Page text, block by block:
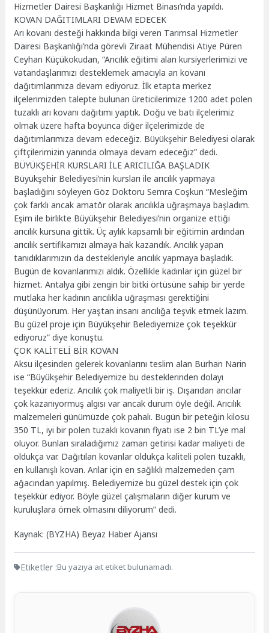
Hizmetler Dairesi Başkanlığı Hizmet Binası’nda yapıldı.
KOVAN DAĞITIMLARI DEVAM EDECEK
Arı kovanı desteği hakkında bilgi veren Tarımsal Hizmetler
Dairesi Başkanlığı’nda görevli Ziraat Mühendisi Atiye Püren
Ceyhan Küçükokudan, “Arıcılık eğitimi alan kursiyerlerimizi ve
vatandaşlarımızı desteklemek amacıyla arı kovanı
dağıtımlarımıza devam ediyoruz. İlk etapta merkez
ilçelerimizden talepte bulunan üreticilerimize 1200 adet polen
tuzaklı arı kovanı dağıtımı yaptık. Doğu ve batı ilçelerimiz
olmak üzere hafta boyunca diğer ilçelerimizde de
dağıtımlarımıza devam edeceğiz. Büyükşehir Belediyesi olarak
çiftçilerimizin yanında olmaya devam edeceğiz” dedi.
BÜYÜKŞEHİR KURSLARI İLE ARICILIĞA BAŞLADIK
Büyükşehir Belediyesi’nin kursları ile arıcılık yapmaya
başladığını söyleyen Göz Doktoru Semra Coşkun “Mesleğim
çok farklı ancak amatör olarak arıcılıkla uğraşmaya başladım.
Eşim ile birlikte Büyükşehir Belediyesi’nin organize ettiği
arıcılık kursuna gittik. Üç aylık kapsamlı bir eğitimin ardından
arıcılık sertifikamızı almaya hak kazandık. Arıcılık yapan
tanıdıklarımızın da destekleriyle arıcılık yapmaya başladık.
Bugün de kovanlarımızı aldık. Özellikle kadınlar için güzel bir
hizmet. Antalya gibi zengin bir bitki örtüsüne sahip bir yerde
mutlaka her kadının arıcılıkla uğraşması gerektiğini
düşünüyorum. Her yaştan insanı arıcılığa teşvik etmek lazım.
Bu güzel proje için Büyükşehir Belediyemize çok teşekkür
ediyoruz” diye konuştu.
ÇOK KALİTELİ BİR KOVAN
Aksu ilçesinden gelerek kovanlarını teslim alan Burhan Narin
ise “Büyükşehir Belediyemize bu desteklerinden dolayı
teşekkür ederiz. Arıcılık çok maliyetli bir iş. Dışarıdan arıcılar
çok kazanıyormuş algısı var ancak durum öyle değil. Arıcılık
malzemeleri günümüzde çok pahalı. Bugün bir peteğin kilosu
350 TL, iyi bir polen tuzaklı kovanın fiyatı ise 2 bin TL’ye mal
oluyor. Bunları sıraladığımız zaman getirisi kadar maliyeti de
oldukça var. Dağıtılan kovanlar oldukça kaliteli polen tuzaklı,
en kullanışlı kovan. Arılar için en sağlıklı malzemeden çam
ağacından yapılmış. Belediyemize bu güzel destek için çok
teşekkür ediyor. Böyle güzel çalışmaların diğer kurum ve
kuruluşlara örnek olmasını diliyorum” dedi.
Kaynak: (BYZHA) Beyaz Haber Ajansı
Etiketler :Bu yazıya ait etiket bulunamadı.